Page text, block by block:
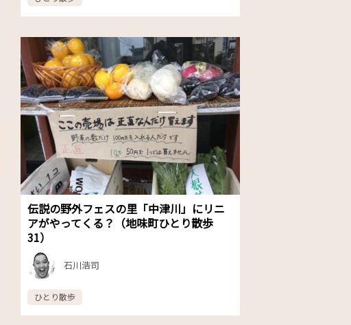
伝説の野外フェスの里「中津川」にリニ
アがやってくる？（地味町ひとり散歩
31）
石川浩司
ひとり散歩